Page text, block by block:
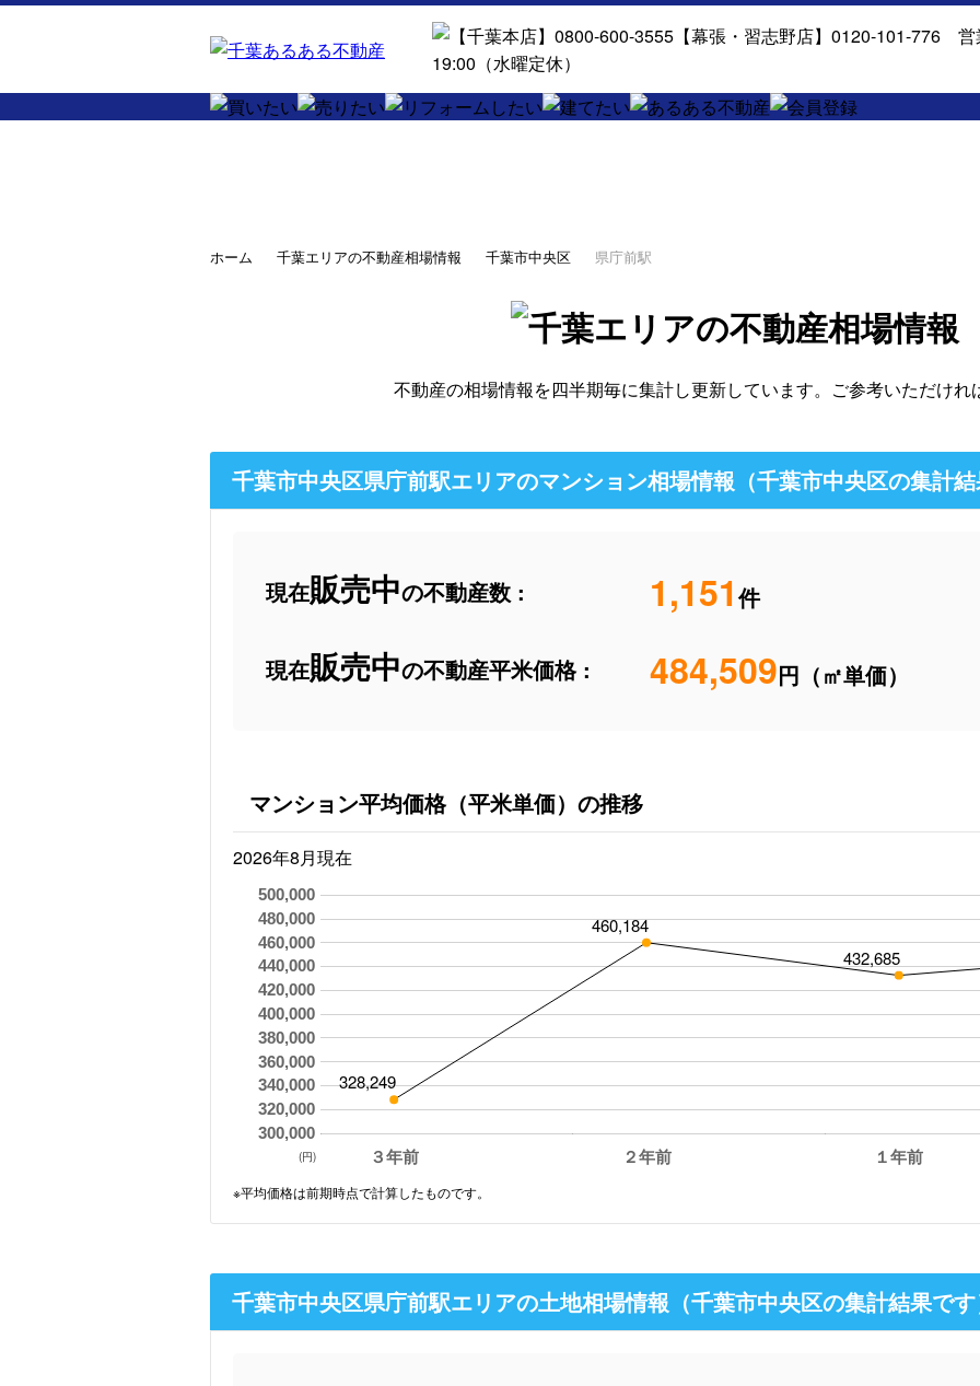
ホーム 千葉エリアの不動産相場情報 千葉市中央区 県庁前駅
不動産の相場情報を四半期毎に集計し更新しています。ご参考いただけれ
千葉市中央区県庁前駅エリアのマンション相場情報（千葉市中央区の集計
現在販売中の不動産数 : 1,151件
現在販売中の不動産平米価格 : 484,509円（㎡単価）
マンション平均価格（平米単価）の推移
2026年8月現在
３年前 ２年前 １年前
300,000
320,000
340,000
360,000
380,000
400,000
420,000
440,000
460,000
480,000
500,000
328,249
460,184
432,685
(円)
※平均価格は前期時点で計算したものです。
千葉市中央区県庁前駅エリアの土地相場情報（千葉市中央区の集計結果で